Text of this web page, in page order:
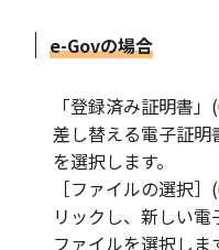
e-Govの場合
「登録済み証明書」(
差し替える電子証明
を選択します。
［ファイルの選択］(
リックし、新しい電
ファイルを選択しま